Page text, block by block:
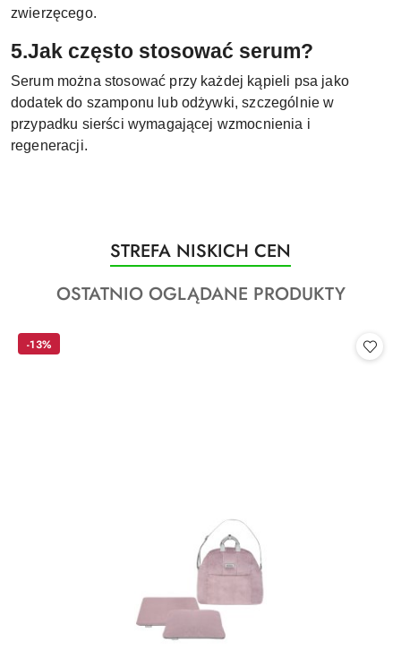
zwierzęcego.
5.Jak często stosować serum?
Serum można stosować przy każdej kąpieli psa jako
dodatek do szamponu lub odżywki, szczególnie w
przypadku sierści wymagającej wzmocnienia i
regeneracji.
Pomiń karuzelę produktów
Produkty
o
statusie:
STREFA NISKICH CEN
Produkty
statusie:
OSTATNIO OGLĄDANE PRODUKTY
-13%